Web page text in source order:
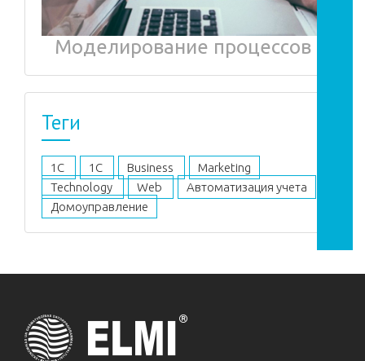
Моделирование процессов
Теги
1C 1С Business
Marketing
Technology
Web
Автоматизация учета
Домоуправление